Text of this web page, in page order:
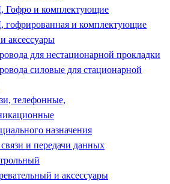
Гофро и комплектующие
и комплектующие
аксессуары
для нестационарной прокладки
силовые для стационарной
телефонные,
назначения
и передачи данных
и аксессуары